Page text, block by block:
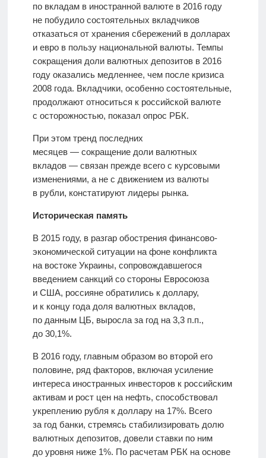
по вкладам в иностранной валюте в 2016 году
не побудило состоятельных вкладчиков
отказаться от хранения сбережений в долларах
и евро в пользу национальной валюты. Темпы
сокращения доли валютных депозитов в 2016
году оказались медленнее, чем после кризиса
2008 года. Вкладчики, особенно состоятельные,
продолжают относиться к российской валюте
с осторожностью, показал опрос РБК.
При этом тренд последних
месяцев — сокращение доли валютных
вкладов — связан прежде всего с курсовыми
изменениями, а не с движением из валюты
в рубли, констатируют лидеры рынка.
Историческая память
В 2015 году, в разгар обострения финансово-
экономической ситуации на фоне конфликта
на востоке Украины, сопровождавшегося
введением санкций со стороны Евросоюза
и США, россияне обратились к доллару,
и к концу года доля валютных вкладов,
по данным ЦБ, выросла за год на 3,3 п.п.,
до 30,1%.
В 2016 году, главным образом во второй его
половине, ряд факторов, включая усиление
интереса иностранных инвесторов к российским
активам и рост цен на нефть, способствовал
укреплению рубля к доллару на 17%. Всего
за год банки, стремясь стабилизировать долю
валютных депозитов, довели ставки по ним
до уровня ниже 1%. По расчетам РБК на основе